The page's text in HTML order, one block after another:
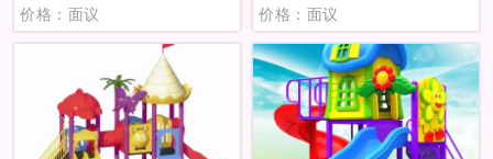
价格：面议 价格：面议